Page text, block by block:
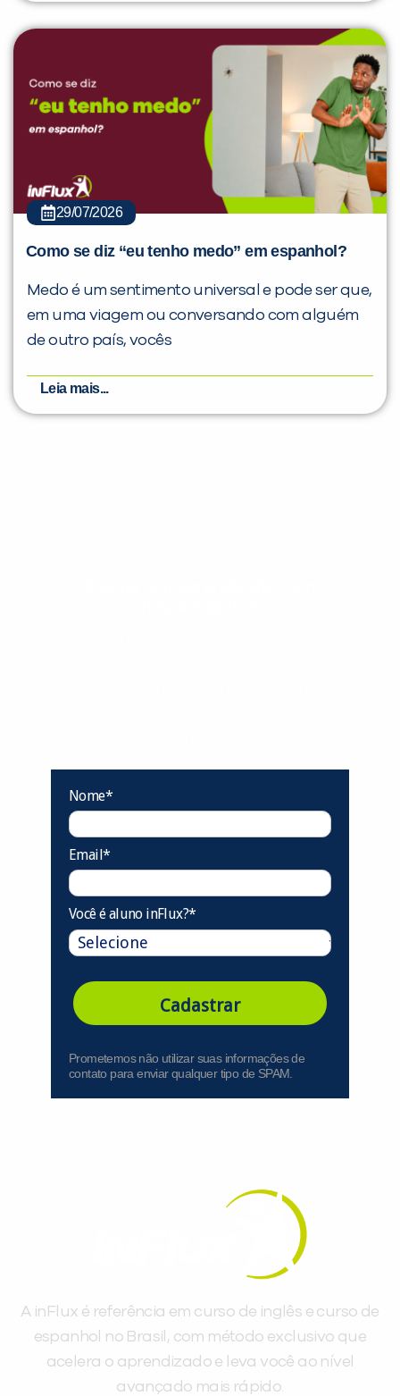
29/07/2026
Como se diz “eu tenho medo” em espanhol?
Medo é um sentimento universal e pode ser que,
em uma viagem ou conversando com alguém
de outro país, vocês
Leia mais...
Nome*
Email*
Você é aluno inFlux?*
Cadastrar
Prometemos não utilizar suas informações de
contato para enviar qualquer tipo de SPAM.
A inFlux é referência em curso de inglês e curso de
espanhol no Brasil, com método exclusivo que
acelera o aprendizado e leva você ao nível
avançado mais rápido.